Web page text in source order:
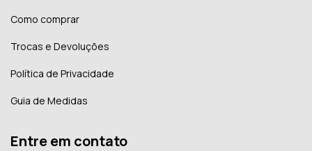
Como comprar
Trocas e Devoluções
Política de Privacidade
Guia de Medidas
Entre em contato